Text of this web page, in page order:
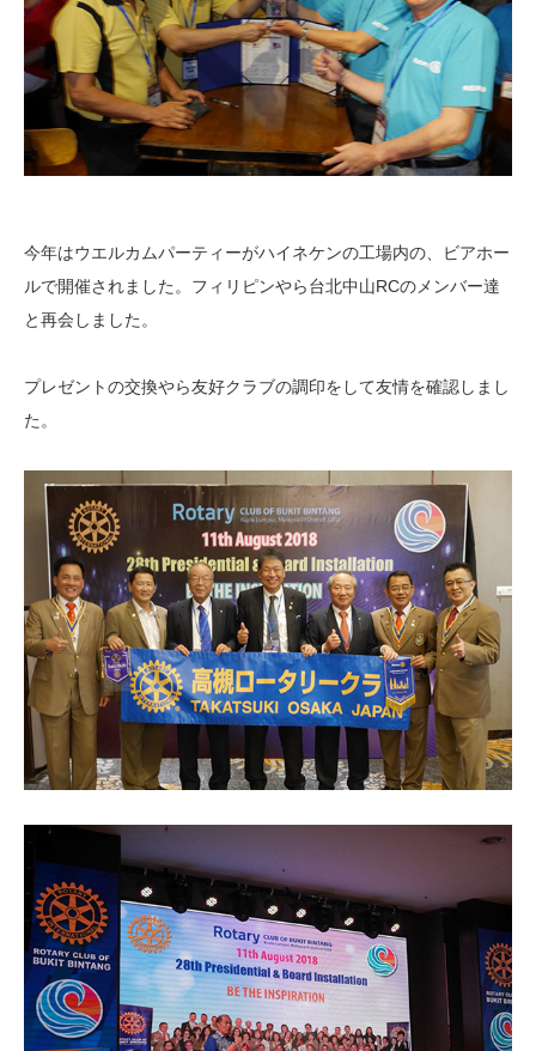
今年はウエルカムパーティーがハイネケンの工場内の、ビアホー
ルで開催されました。フィリピンやら台北中山RCのメンバー達
と再会しました。
プレゼントの交換やら友好クラブの調印をして友情を確認しまし
た。